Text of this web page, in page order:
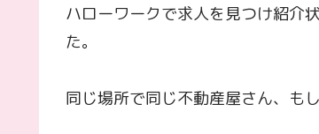
ハローワークで求人を見つけ紹介
た。
同じ場所で同じ不動産屋さん、も